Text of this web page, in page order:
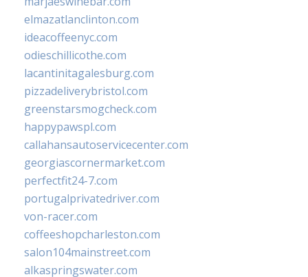
elmazatlanclinton.com
ideacoffeenyc.com
odieschillicothe.com
lacantinitagalesburg.com
pizzadeliverybristol.com
greenstarsmogcheck.com
happypawspl.com
callahansautoservicecenter.com
georgiascornermarket.com
perfectfit24-7.com
portugalprivatedriver.com
von-racer.com
coffeeshopcharleston.com
salon104mainstreet.com
alkaspringswater.com